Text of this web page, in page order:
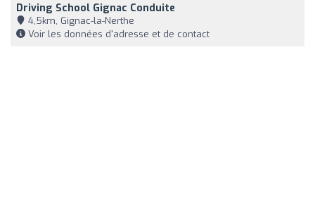
Driving School Gignac Conduite
4,5km, Gignac-la-Nerthe
Voir les données d'adresse et de contact